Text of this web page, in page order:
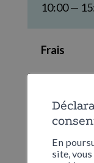
10:00 —
Frais
En
site,